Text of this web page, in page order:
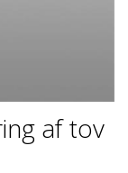
af tov